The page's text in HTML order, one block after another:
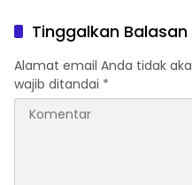
Tinggalkan Balasan
Alamat email Anda tidak
wajib ditandai *